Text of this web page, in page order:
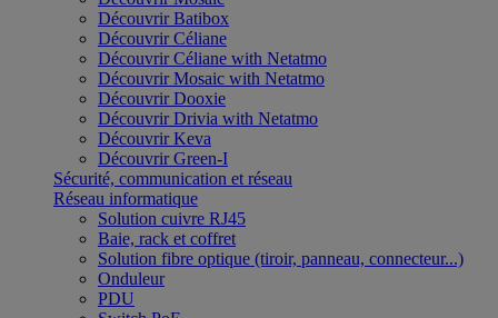
Découvrir Batibox
Découvrir Céliane
Découvrir Céliane with Netatmo
Découvrir Mosaic with Netatmo
Découvrir Dooxie
Découvrir Drivia with Netatmo
Découvrir Keva
Découvrir Green-I
Sécurité, communication et réseau
Réseau informatique
Solution cuivre RJ45
Baie, rack et coffret
Solution fibre optique (tiroir, panneau, connecteur...)
Onduleur
PDU